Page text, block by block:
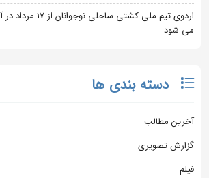
اردوی تیم ملی کشتی
می شود
دسته بندی ها
آخرین مطالب
گزارش تصویری
فیلم